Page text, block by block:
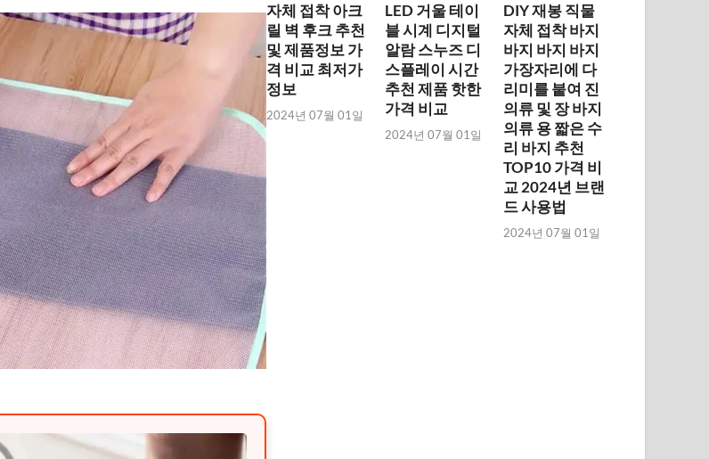
자체 접착 아크
릴 벽 후크 추천
및 제품정보 가
격 비교 최저가
정보
2024년 07월 01일
LED 거울 테이
블 시계 디지털
알람 스누즈 디
스플레이 시간
추천 제품 핫한
가격 비교
2024년 07월 01일
DIY 재봉 직물
자체 접착 바지
바지 바지 바지
가장자리에 다
리미를 붙여 진
의류 및 장 바지
의류 용 짧은 수
리 바지 추천
TOP10 가격 비
교 2024년 브랜
드 사용법
2024년 07월 01일